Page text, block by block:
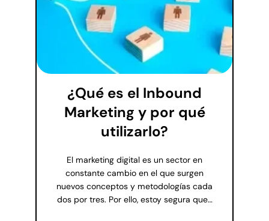
¿Qué es el Inbound
Marketing y por qué
utilizarlo?
El marketing digital es un sector en
constante cambio en el que surgen
nuevos conceptos y metodologías cada
dos por tres. Por ello, estoy segura que…